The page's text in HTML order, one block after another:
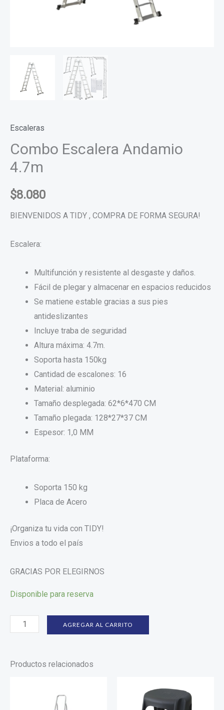
Escaleras
Combo Escalera Andamio
4.7m
$8.080
BIENVENIDOS A TIDY , COMPRA DE FORMA SEGURA!
Escalera:
Multifunción y resistente al desgaste y daños.
Fácil de plegar y almacenar en espacios reducidos
Se matiene estable gracias a sus pies
antideslizantes
Incluye traba de seguridad
Altura máxima: 4.7m.
Soporta hasta 150kg
Cantidad de escalones: 16
Material: aluminio
Tamaño desplegada: 62*6*470 CM
Tamaño plegada: 128*27*37 CM
Espesor: 1,0 MM
Plataforma:
Soporta 150 kg
Placa de Acero
¡Organiza tu vida con TIDY!
Envios a todo el país
GRACIAS POR ELEGIRNOS
Disponible para reserva
AGREGAR AL CARRITO
Productos relacionados